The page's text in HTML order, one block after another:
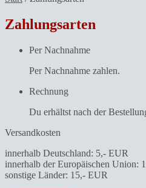
Zahlungsarten
Per Nachnahme
Per Nachnahme zahlen.
Rechnung
Du erhältst nach der
Versandkosten
innerhalb Deutschland: 5,- EUR
innerhalb der Europäischen Union:
sonstige Länder: 15,- EUR